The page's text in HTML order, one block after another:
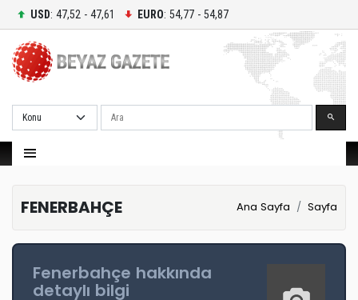
USD: 47,52 - 47,61 EURO: 54,77 - 54,87
Ara
FENERBAHÇE Ana Sayfa Sayfa
Fenerbahçe hakkında
detaylı bilgi